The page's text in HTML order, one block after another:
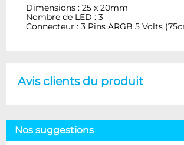
Dimensions : 25 x 20mm
Nombre de LED : 3
Connecteur : 3 Pins ARGB 5 Volts
Avis clients du produit
Nos suggestions